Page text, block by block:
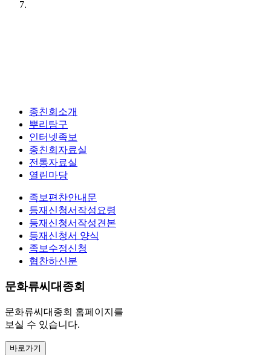
종친회소개
뿌리탐구
인터넷족보
종친회자료실
전통자료실
열린마당
족보편찬안내문
등재신청서작성요령
등재신청서작성견본
등재신청서 양식
족보수정신청
협찬하신분
문화류씨대종회
문화류씨대종회 홈페이지를
보실 수 있습니다.
바로가기